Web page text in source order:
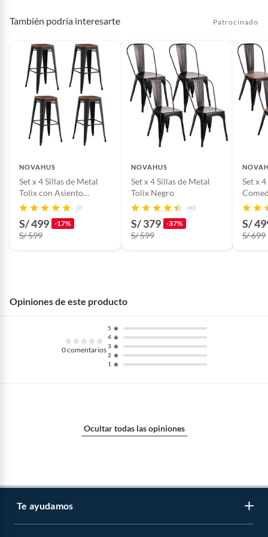
También podría interesarte Patrocinado
NOVAHUS
Set x 4 Sillas de Metal
Tolix con Asiento
Madera Negro
(2)
S/ 499 -17%
S/ 599
NOVAHUS
Set x 4 Sillas de Metal
Tolix Negro
(60)
S/ 379 -37%
S/ 599
Set x
S/
S/ 699
Opiniones de este producto
0comentarios
1
2
3
4
5
Ocultar todas las opiniones
Te ayudamos